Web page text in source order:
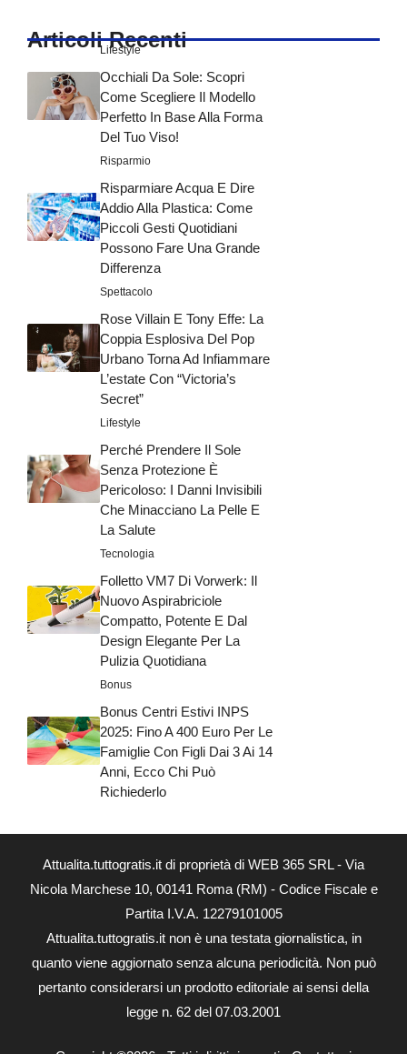
Articoli Recenti
Lifestyle
Occhiali Da Sole: Scopri
Come Scegliere Il Modello
Perfetto In Base Alla Forma
Del Tuo Viso!
Risparmio
Risparmiare Acqua E Dire
Addio Alla Plastica: Come
Piccoli Gesti Quotidiani
Possono Fare Una Grande
Differenza
Spettacolo
Rose Villain E Tony Effe: La
Coppia Esplosiva Del Pop
Urbano Torna Ad Infiammare
L’estate Con “Victoria’s
Secret”
Lifestyle
Perché Prendere Il Sole
Senza Protezione È
Pericoloso: I Danni Invisibili
Che Minacciano La Pelle E
La Salute
Tecnologia
Folletto VM7 Di Vorwerk: Il
Nuovo Aspirabriciole
Compatto, Potente E Dal
Design Elegante Per La
Pulizia Quotidiana
Bonus
Bonus Centri Estivi INPS
2025: Fino A 400 Euro Per Le
Famiglie Con Figli Dai 3 Ai 14
Anni, Ecco Chi Può
Richiederlo
Attualita.tuttogratis.it di proprietà di WEB 365 SRL - Via
Nicola Marchese 10, 00141 Roma (RM) - Codice Fiscale e
Partita I.V.A. 12279101005
Attualita.tuttogratis.it non è una testata giornalistica, in
quanto viene aggiornato senza alcuna periodicità. Non può
pertanto considerarsi un prodotto editoriale ai sensi della
legge n. 62 del 07.03.2001